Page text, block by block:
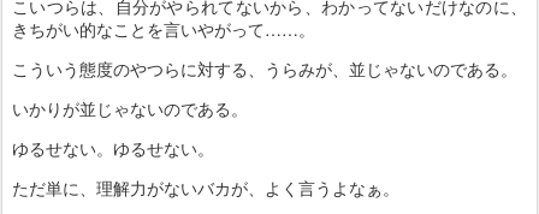
こいつらは、自分がやられてないから、わかってないだけなのに、
きちがい的なことを言いやがって……。
こういう態度のやつらに対する、うらみが、並じゃないのである。
いかりが並じゃないのである。
ゆるせない。ゆるせない。
ただ単に、理解力がないバカが、よく言うよなぁ。